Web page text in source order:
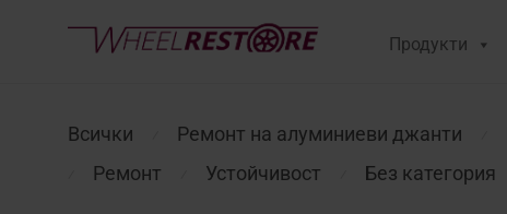
Продукти
Всички Ремонт на алуминиеви джанти
Ремонт Устойчивост Без категория